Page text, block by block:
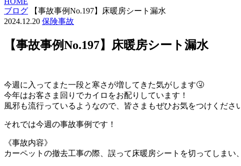
ブログ
【事故事例No.197】床暖房シート漏水
2024.12.20 保険事故
【事故事例No.197】床暖房シート漏水
今週に入ってまた一段と寒さが増してきた気がします🤧
今年はお客さま回りでカイロをお配りしています！
風邪も流行っているようなので、皆さまもぜひお気をつけくださ
それでは今週の事故事例です！
《事故内容》
カーペットの撤去工事の際、誤って床暖房シートを切ってしまい